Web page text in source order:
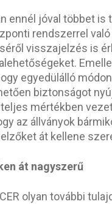
ennél jóval többet
rendszerrel
visszajelzés is
egyedülálló
biztonságot
mértékben
az állványok
át kellene
át nagyszerű
olyan további